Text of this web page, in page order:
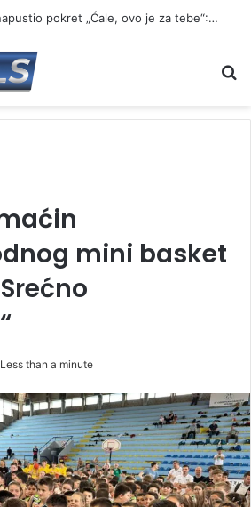
Isidor Stefanović napustio pokret „Ćale, ovo je za tebe“: Najavio formiranje novog pokreta
mini basket
Less than a minute